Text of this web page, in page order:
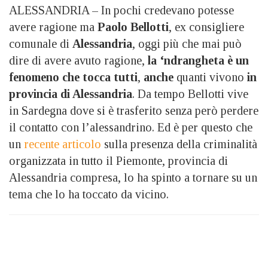
ALESSANDRIA – In pochi credevano potesse
avere ragione ma Paolo Bellotti, ex consigliere
comunale di Alessandria, oggi più che mai può
dire di avere avuto ragione, la ‘ndrangheta è un
fenomeno che tocca tutti, anche quanti vivono in
provincia di Alessandria. Da tempo Bellotti vive
in Sardegna dove si è trasferito senza però perdere
il contatto con l’alessandrino. Ed è per questo che
un recente articolo sulla presenza della criminalità
organizzata in tutto il Piemonte, provincia di
Alessandria compresa, lo ha spinto a tornare su un
tema che lo ha toccato da vicino.